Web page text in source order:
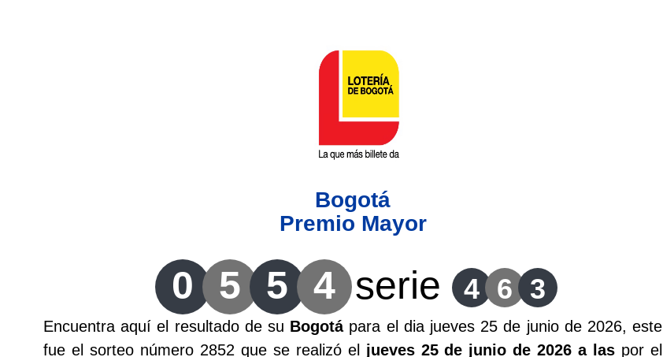
Lotería de Medellín
Lotería de Santander
Bogotá
Premio Mayor
0 5 5 4 serie 4 6 3
Encuentra aquí el resultado de su Bogotápara el dia jueves 25 de junio de 2026, este
fue el sorteo número 2852 que se realizó el jueves 25 de junio de 2026 a las por el